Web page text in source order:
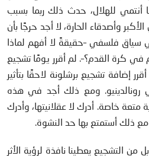
أنتمي للهلال، حدث ذلك ربما بسبب
وأصدقاء الحارة، لا أجد حرجًا بأن
فلسفي –حقيقةً لا أفهم لماذا
في كرة القدم؟–. لم أقرر يومًا تشجيع
إضافة تشجيع برشلونة لاحقًا بتأثير
رونالدينيو. ومع ذلك أجد في هذه
متعة خاصة. أدرك لا عقلانيتها، وأدرك
ذلك أستمتع بها حد النشوة.
التشجيع يعطينا نافذة لرؤية الأثر